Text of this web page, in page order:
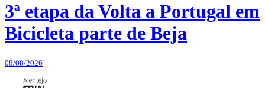
3ª etapa da Volta a Portugal em
Bicicleta parte de Beja
08/08/2026